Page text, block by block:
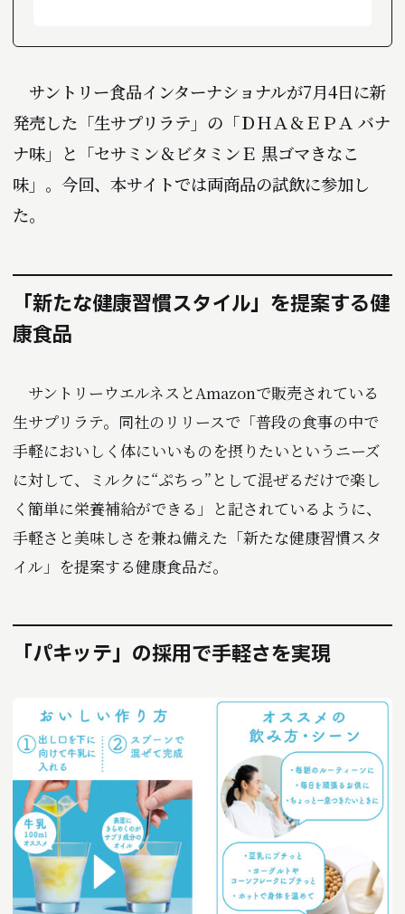
サントリー食品インターナショナルが7月4日に新
発売した「生サプリラテ」の「ＤＨＡ＆ＥＰＡ バナ
ナ味」と「セサミン＆ビタミンＥ 黒ゴマきなこ
味」。今回、本サイトでは両商品の試飲に参加し
た。
「新たな健康習慣スタイル」を提案する健
康食品
サントリーウエルネスとAmazonで販売されている
生サプリラテ。同社のリリースで「普段の食事の中で
手軽においしく体にいいものを摂りたいというニーズ
に対して、ミルクに“ぷちっ”として混ぜるだけで楽し
く簡単に栄養補給ができる」と記されているように、
手軽さと美味しさを兼ね備えた「新たな健康習慣スタ
イル」を提案する健康食品だ。
「パキッテ」の採用で手軽さを実現